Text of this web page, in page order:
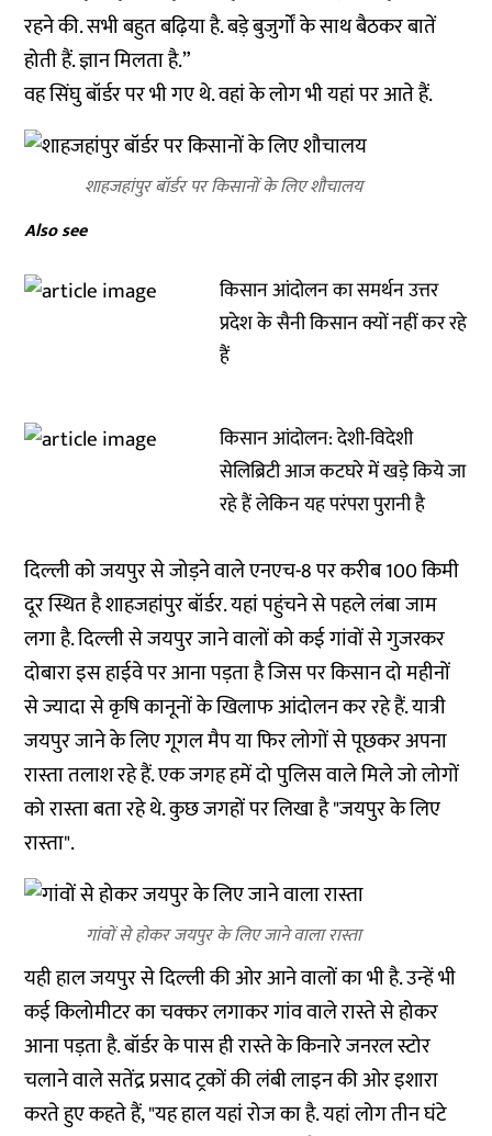
रहने की. सभी बहुत बढ़िया है. बड़े बुजुर्गों के साथ बैठकर बातें
होती हैं. ज्ञान मिलता है.”
वह सिंघु बॉर्डर पर भी गए थे. वहां के लोग भी यहां पर आते हैं.
शाहजहांपुर बॉर्डर पर किसानों के लिए शौचालय
Also see
किसान आंदोलन का समर्थन उत्तर
प्रदेश के सैनी किसान क्यों नहीं कर रहे
हैं
किसान आंदोलन: देशी-विदेशी
सेलिब्रिटी आज कटघरे में खड़े किये जा
रहे हैं लेकिन यह परंपरा पुरानी है
दिल्ली को जयपुर से जोड़ने वाले एनएच-8 पर करीब 100 किमी
दूर स्थित है शाहजहांपुर बॉर्डर. यहां पहुंचने से पहले लंबा जाम
लगा है. दिल्ली से जयपुर जाने वालों को कई गांवों से गुजरकर
दोबारा इस हाईवे पर आना पड़ता है जिस पर किसान दो महीनों
से ज्यादा से कृषि कानूनों के खिलाफ आंदोलन कर रहे हैं. यात्री
जयपुर जाने के लिए गूगल मैप या फिर लोगों से पूछकर अपना
रास्ता तलाश रहे हैं. एक जगह हमें दो पुलिस वाले मिले जो लोगों
को रास्ता बता रहे थे. कुछ जगहों पर लिखा है "जयपुर के लिए
रास्ता".
गांवों से होकर जयपुर के लिए जाने वाला रास्ता
यही हाल जयपुर से दिल्ली की ओर आने वालों का भी है. उन्हें भी
कई किलोमीटर का चक्कर लगाकर गांव वाले रास्ते से होकर
आना पड़ता है. बॉर्डर के पास ही रास्ते के किनारे जनरल स्टोर
चलाने वाले सतेंद्र प्रसाद ट्रकों की लंबी लाइन की ओर इशारा
करते हुए कहते हैं, "यह हाल यहां रोज का है. यहां लोग तीन घंटे